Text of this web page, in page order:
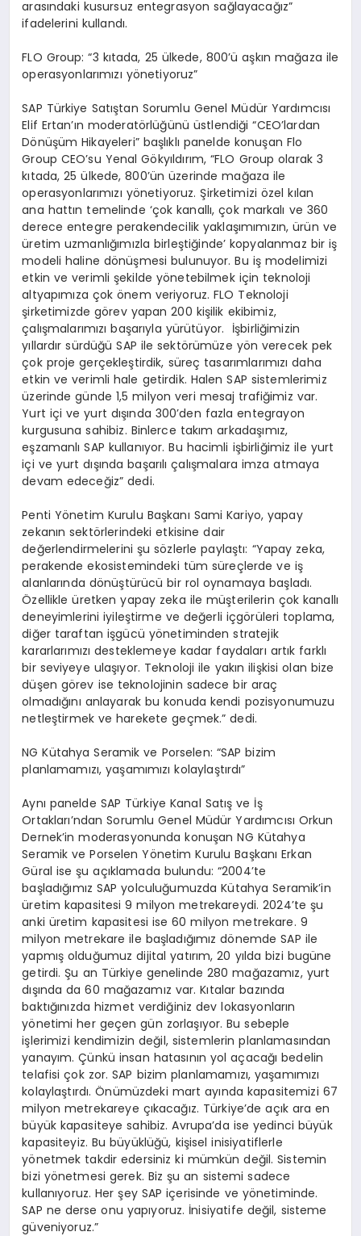
arasındaki kusursuz entegrasyon sağlayacağız”
ifadelerini kullandı.
FLO Group: “3 kıtada, 25 ülkede, 800’ü aşkın mağaza ile
operasyonlarımızı yönetiyoruz”
SAP Türkiye Satıştan Sorumlu Genel Müdür Yardımcısı
Elif Ertan’ın moderatörlüğünü üstlendiği “CEO’lardan
Dönüşüm Hikayeleri” başlıklı panelde konuşan Flo
Group CEO’su Yenal Gökyıldırım, “FLO Group olarak 3
kıtada, 25 ülkede, 800’ün üzerinde mağaza ile
operasyonlarımızı yönetiyoruz. Şirketimizi özel kılan
ana hattın temelinde ‘çok kanallı, çok markalı ve 360
derece entegre perakendecilik yaklaşımımızın, ürün ve
üretim uzmanlığımızla birleştiğinde’ kopyalanmaz bir iş
modeli haline dönüşmesi bulunuyor. Bu iş modelimizi
etkin ve verimli şekilde yönetebilmek için teknoloji
altyapımıza çok önem veriyoruz. FLO Teknoloji
şirketimizde görev yapan 200 kişilik ekibimiz,
çalışmalarımızı başarıyla yürütüyor. İşbirliğimizin
yıllardır sürdüğü SAP ile sektörümüze yön verecek pek
çok proje gerçekleştirdik, süreç tasarımlarımızı daha
etkin ve verimli hale getirdik. Halen SAP sistemlerimiz
üzerinde günde 1,5 milyon veri mesaj trafiğimiz var.
Yurt içi ve yurt dışında 300’den fazla entegrayon
kurgusuna sahibiz. Binlerce takım arkadaşımız,
eşzamanlı SAP kullanıyor. Bu hacimli işbirliğimiz ile yurt
içi ve yurt dışında başarılı çalışmalara imza atmaya
devam edeceğiz” dedi.
Penti Yönetim Kurulu Başkanı Sami Kariyo, yapay
zekanın sektörlerindeki etkisine dair
değerlendirmelerini şu sözlerle paylaştı: “Yapay zeka,
perakende ekosistemindeki tüm süreçlerde ve iş
alanlarında dönüştürücü bir rol oynamaya başladı.
Özellikle üretken yapay zeka ile müşterilerin çok kanallı
deneyimlerini iyileştirme ve değerli içgörüleri toplama,
diğer taraftan işgücü yönetiminden stratejik
kararlarımızı desteklemeye kadar faydaları artık farklı
bir seviyeye ulaşıyor. Teknoloji ile yakın ilişkisi olan bize
düşen görev ise teknolojinin sadece bir araç
olmadığını anlayarak bu konuda kendi pozisyonumuzu
netleştirmek ve harekete geçmek.” dedi.
NG Kütahya Seramik ve Porselen: “SAP bizim
planlamamızı, yaşamımızı kolaylaştırdı”
Aynı panelde SAP Türkiye Kanal Satış ve İş
Ortakları’ndan Sorumlu Genel Müdür Yardımcısı Orkun
Dernek’in moderasyonunda konuşan NG Kütahya
Seramik ve Porselen Yönetim Kurulu Başkanı Erkan
Güral ise şu açıklamada bulundu: “2004’te
başladığımız SAP yolculuğumuzda Kütahya Seramik’in
üretim kapasitesi 9 milyon metrekareydi. 2024’te şu
anki üretim kapasitesi ise 60 milyon metrekare. 9
milyon metrekare ile başladığımız dönemde SAP ile
yapmış olduğumuz dijital yatırım, 20 yılda bizi bugüne
getirdi. Şu an Türkiye genelinde 280 mağazamız, yurt
dışında da 60 mağazamız var. Kıtalar bazında
baktığınızda hizmet verdiğiniz dev lokasyonların
yönetimi her geçen gün zorlaşıyor. Bu sebeple
işlerimizi kendimizin değil, sistemlerin planlamasından
yanayım. Çünkü insan hatasının yol açacağı bedelin
telafisi çok zor. SAP bizim planlamamızı, yaşamımızı
kolaylaştırdı. Önümüzdeki mart ayında kapasitemizi 67
milyon metrekareye çıkacağız. Türkiye’de açık ara en
büyük kapasiteye sahibiz. Avrupa’da ise yedinci büyük
kapasiteyiz. Bu büyüklüğü, kişisel inisiyatiflerle
yönetmek takdir edersiniz ki mümkün değil. Sistemin
bizi yönetmesi gerek. Biz şu an sistemi sadece
kullanıyoruz. Her şey SAP içerisinde ve yönetiminde.
SAP ne derse onu yapıyoruz. İnisiyatife değil, sisteme
güveniyoruz.”